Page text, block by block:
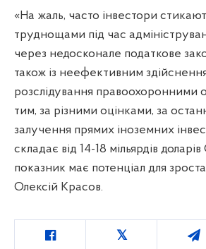
«На жаль, часто інвестори
труднощами під час
через недосконале податкове
також із неефективним
розслідування правоохоронними
тим, за різними оцінками, за
залучення прямих іноземних
складає від 14-18 мільярдів
показник має потенціал для
Олексій Красов.